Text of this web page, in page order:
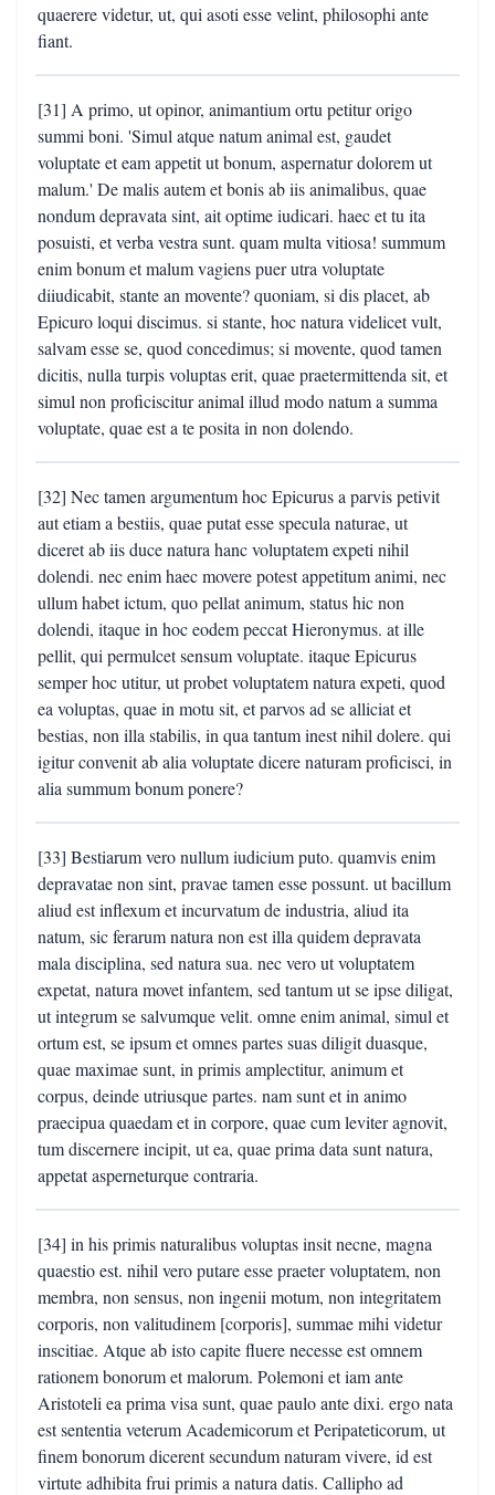
quaerere videtur, ut, qui asoti esse velint, philosophi ante
fiant.
[31] A primo, ut opinor, animantium ortu petitur origo
summi boni. 'Simul atque natum animal est, gaudet
voluptate et eam appetit ut bonum, aspernatur dolorem ut
malum.' De malis autem et bonis ab iis animalibus, quae
nondum depravata sint, ait optime iudicari. haec et tu ita
posuisti, et verba vestra sunt. quam multa vitiosa! summum
enim bonum et malum vagiens puer utra voluptate
diiudicabit, stante an movente? quoniam, si dis placet, ab
Epicuro loqui discimus. si stante, hoc natura videlicet vult,
salvam esse se, quod concedimus; si movente, quod tamen
dicitis, nulla turpis voluptas erit, quae praetermittenda sit, et
simul non proficiscitur animal illud modo natum a summa
voluptate, quae est a te posita in non dolendo.
[32] Nec tamen argumentum hoc Epicurus a parvis petivit
aut etiam a bestiis, quae putat esse specula naturae, ut
diceret ab iis duce natura hanc voluptatem expeti nihil
dolendi. nec enim haec movere potest appetitum animi, nec
ullum habet ictum, quo pellat animum, status hic non
dolendi, itaque in hoc eodem peccat Hieronymus. at ille
pellit, qui permulcet sensum voluptate. itaque Epicurus
semper hoc utitur, ut probet voluptatem natura expeti, quod
ea voluptas, quae in motu sit, et parvos ad se alliciat et
bestias, non illa stabilis, in qua tantum inest nihil dolere. qui
igitur convenit ab alia voluptate dicere naturam proficisci, in
alia summum bonum ponere?
[33] Bestiarum vero nullum iudicium puto. quamvis enim
depravatae non sint, pravae tamen esse possunt. ut bacillum
aliud est inflexum et incurvatum de industria, aliud ita
natum, sic ferarum natura non est illa quidem depravata
mala disciplina, sed natura sua. nec vero ut voluptatem
expetat, natura movet infantem, sed tantum ut se ipse diligat,
ut integrum se salvumque velit. omne enim animal, simul et
ortum est, se ipsum et omnes partes suas diligit duasque,
quae maximae sunt, in primis amplectitur, animum et
corpus, deinde utriusque partes. nam sunt et in animo
praecipua quaedam et in corpore, quae cum leviter agnovit,
tum discernere incipit, ut ea, quae prima data sunt natura,
appetat asperneturque contraria.
[34] in his primis naturalibus voluptas insit necne, magna
quaestio est. nihil vero putare esse praeter voluptatem, non
membra, non sensus, non ingenii motum, non integritatem
corporis, non valitudinem [corporis], summae mihi videtur
inscitiae. Atque ab isto capite fluere necesse est omnem
rationem bonorum et malorum. Polemoni et iam ante
Aristoteli ea prima visa sunt, quae paulo ante dixi. ergo nata
est sententia veterum Academicorum et Peripateticorum, ut
finem bonorum dicerent secundum naturam vivere, id est
virtute adhibita frui primis a natura datis. Callipho ad